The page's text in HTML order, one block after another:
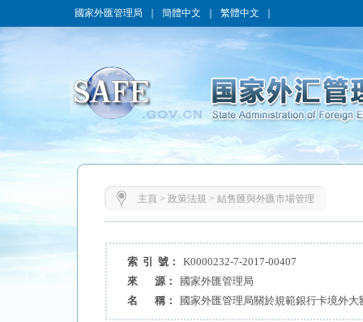
國家外匯管理局 簡體中文 繁體中文
主頁 > 政策法規 > 結售匯與外匯市場管理
索 引 號：
K0000232-7-2017-00407
來 源：
國家外匯管理局
名 稱：
國家外匯管理局關於規範銀行卡境外